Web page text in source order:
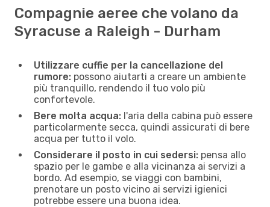
Compagnie aeree che volano da
Syracuse a Raleigh - Durham
Utilizzare cuffie per la cancellazione del
rumore: possono aiutarti a creare un ambiente
più tranquillo, rendendo il tuo volo più
confortevole.
Bere molta acqua: l'aria della cabina può essere
particolarmente secca, quindi assicurati di bere
acqua per tutto il volo.
Considerare il posto in cui sedersi: pensa allo
spazio per le gambe e alla vicinanza ai servizi a
bordo. Ad esempio, se viaggi con bambini,
prenotare un posto vicino ai servizi igienici
potrebbe essere una buona idea.